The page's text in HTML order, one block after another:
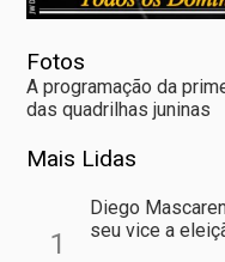
Fotos
A programação da
das quadrilhas juninas
Mais Lidas
1
Diego
seu vice a